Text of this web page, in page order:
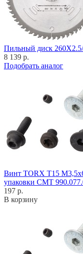
Пильный диск
8 139 р.
Подобрать аналог
Винт TORX T15
упаковки CMT
197 р.
В корзину